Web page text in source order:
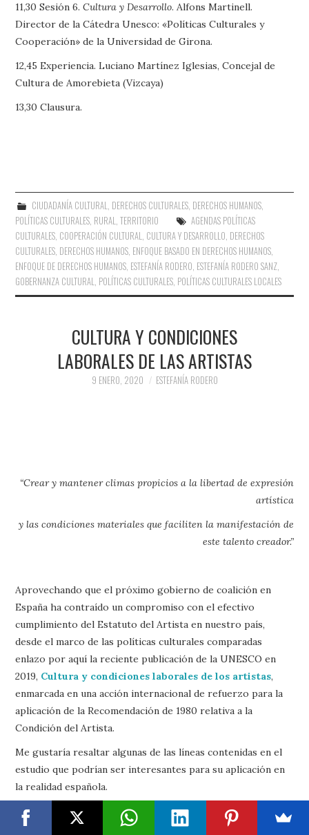
11,30 Sesión 6.Cultura y Desarrollo. Alfons Martinell.
Director de la Cátedra Unesco: «Políticas Culturales y
Cooperación» de la Universidad de Girona.
12,45 Experiencia. Luciano Martínez Iglesias, Concejal de
Cultura de Amorebieta (Vizcaya)
13,30 Clausura.
CIUDADANÍA CULTURAL, DERECHOS CULTURALES, DERECHOS HUMANOS,
POLÍTICAS CULTURALES, RURAL,TERRITORIO
AGENDAS POLÍTICAS
CULTURALES, COOPERACIÓN CULTURAL, CULTURA Y DESARROLLO, DERECHOS
CULTURALES, DERECHOS HUMANOS, ENFOQUE BASADO EN DERECHOS HUMANOS,
ENFOQUE DE DERECHOS HUMANOS, ESTEFANÍA RODERO, ESTEFANÍA RODERO SANZ,
GOBERNANZA CULTURAL, POLÍTICAS CULTURALES, POLÍTICAS CULTURALES LOCALES
CULTURA Y CONDICIONES
LABORALES DE LAS ARTISTAS
9 ENERO, 2020 ESTEFANÍA RODERO
“Crear y mantener climas propicios a la libertad de expresión
artística
y las condiciones materiales que faciliten la manifestación de
este talento creador.”
Aprovechando que el próximo gobierno de coalición en
España ha contraído un compromiso con el efectivo
cumplimiento del Estatuto del Artista en nuestro país,
desde el marco de las políticas culturales comparadas
enlazo por aquí la reciente publicación de la UNESCO en
2019, Cultura y condiciones laborales de los artistas,
enmarcada en una acción internacional de refuerzo para la
aplicación de la Recomendación de 1980 relativa a la
Condición del Artista.
Me gustaría resaltar algunas de las líneas contenidas en el
estudio que podrían ser interesantes para su aplicación en
la realidad española.
En primer lugar la toma de conciencia de que casi la
mitad de las personas que trabajan en las industrias